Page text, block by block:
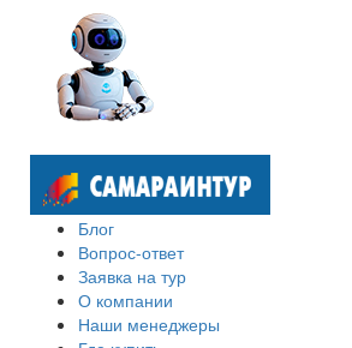
Блог
Вопрос-ответ
Заявка на тур
О компании
Наши менеджеры